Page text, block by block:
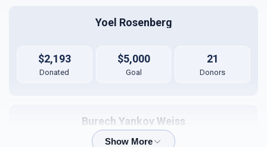
Yoel Rosenberg
$2,193
Donated
$5,000
Goal
21
Donors
Burech Yankov Weiss